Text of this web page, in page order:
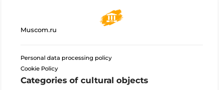
Muscom.ru
Personal data processing policy
Cookie Policy
Categories of cultural objects